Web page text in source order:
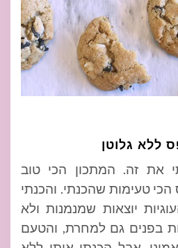
ללא גלוטן
את זה. המתכון הכי טוב
הכי טעימות שהכנתי. והכנתי
יוצאות שמנמנות ולא
בפנים גם למחרת, והטעם